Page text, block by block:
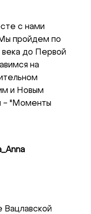
с нами
пройдем по
до Первой
на
и Новым
- "Моменты
Вацлавской